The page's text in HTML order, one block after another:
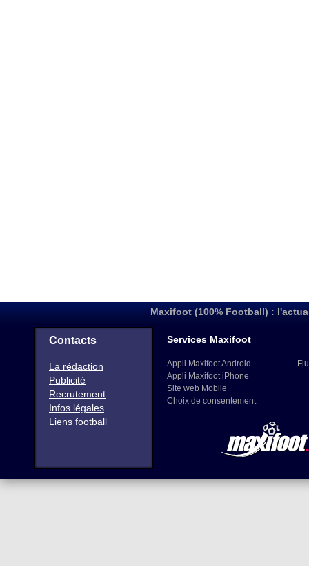
Maxifoot (100% Football) :
Contacts
La rédaction
Publicité
Recrutement
Infos légales
Liens football
Services Maxifoot
Appli Maxifoot Android
Appli Maxifoot iPhone
Site web Mobile
Choix de consentement